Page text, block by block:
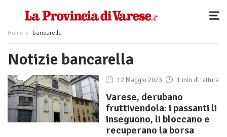
Home bancarella
Notizie bancarella
12 Maggio 2023 1 min di lettura
Varese, derubano
fruttivendola: i passanti li
inseguono, li bloccano e
recuperano la borsa